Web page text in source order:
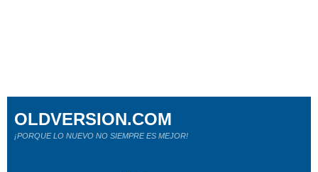
OLDVERSION.COM
¡PORQUE LO NUEVO NO SIEMPRE ES MEJOR!